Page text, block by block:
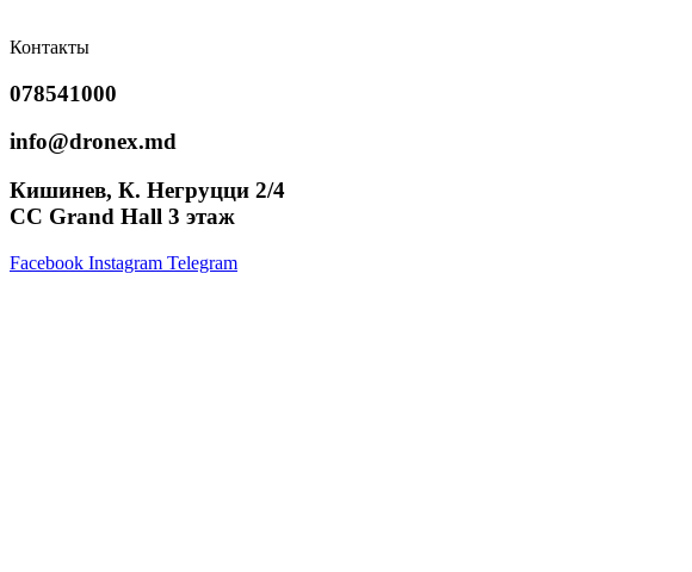
Контакты
078541000
info@dronex.md
Кишинев, К. Негруцци 2/4
CC Grand Hall 3 этаж
Facebook Instagram Telegram